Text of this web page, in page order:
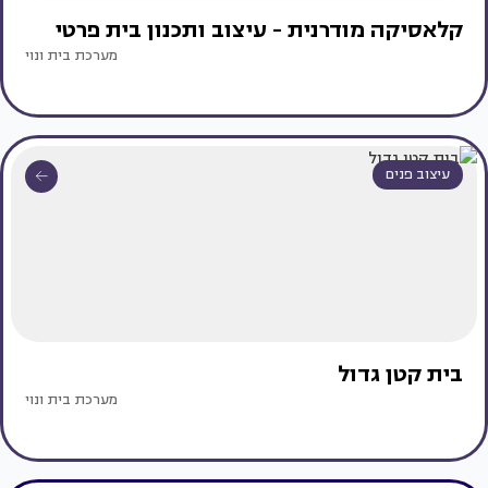
קלאסיקה מודרנית - עיצוב ותכנון בית פרטי
מערכת בית ונוי
עיצוב פנים
בית קטן גדול
מערכת בית ונוי